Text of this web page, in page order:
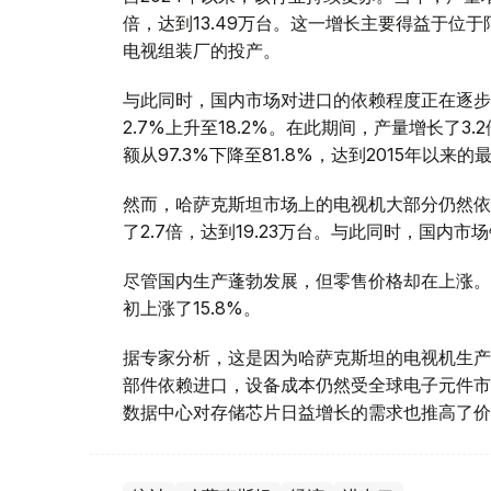
倍，达到13.49万台。这一增长主要得益于位
电视组装厂的投产。
与此同时，国内市场对进口的依赖程度正在逐
2.7%上升至18.2%。在此期间，产量增长了
额从97.3%下降至81.8%，达到2015年以来的
然而，哈萨克斯坦市场上的电视机大部分仍然
了2.7倍，达到19.23万台。与此同时，国内市
尽管国内生产蓬勃发展，但零售价格却在上涨
初上涨了15.8%。
据专家分析，这是因为哈萨克斯坦的电视机生
部件依赖进口，设备成本仍然受全球电子元件
数据中心对存储芯片日益增长的需求也推高了